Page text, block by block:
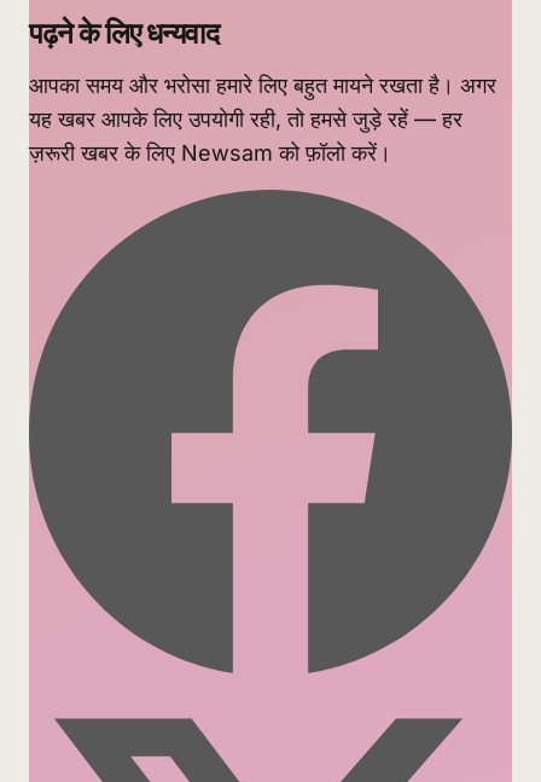
पढ़ने के लिए धन्यवाद
आपका समय और भरोसा हमारे लिए बहुत मायने रखता है। अगर
यह खबर आपके लिए उपयोगी रही, तो हमसे जुड़े रहें — हर
ज़रूरी खबर के लिए Newsam को फ़ॉलो करें।